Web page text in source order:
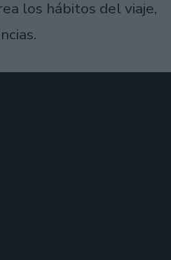
los hábitos del viaje,